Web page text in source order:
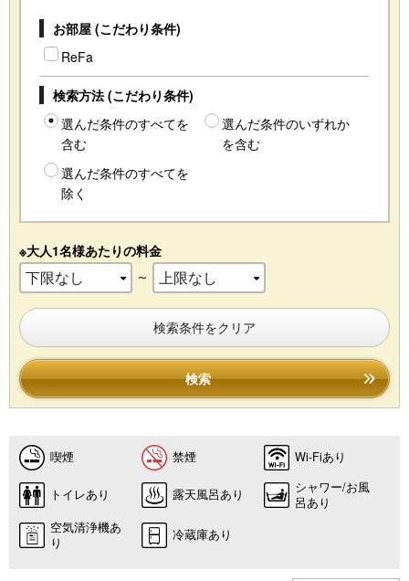
お部屋 (こだわり条件)
ReFa
検索方法 (こだわり条件)
選んだ条件のすべてを
含む
選んだ条件のいずれか
を含む
選んだ条件のすべてを
除く
※大人1名様あたりの料金
～
検索条件をクリア
検索
喫煙 禁煙 Wi-Fiあり
トイレあり 露天風呂あり
シャワー/お風
呂あり
空気清浄機あ
り
冷蔵庫あり